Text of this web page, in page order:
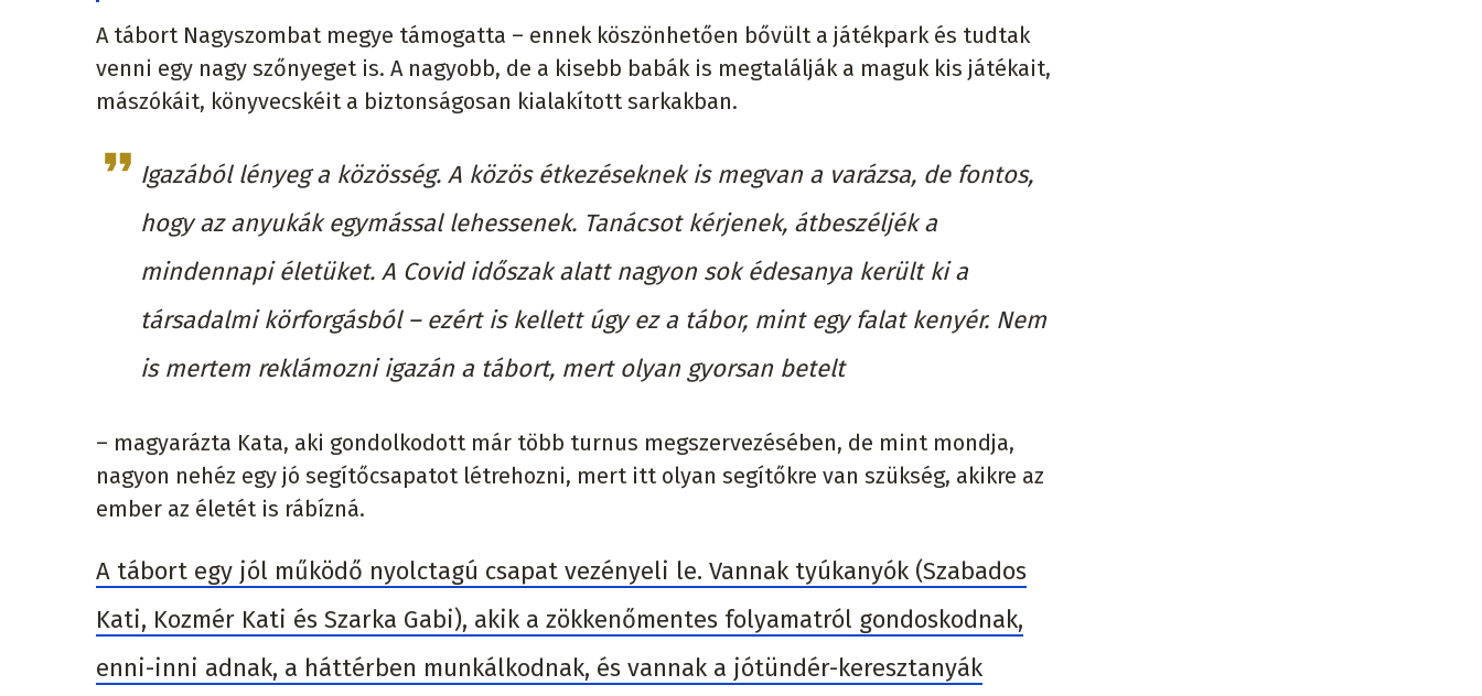
A tábort Nagyszombat megye támogatta – ennek köszönhetően bővült a játékpark és tudtak
venni egy nagy szőnyeget is. A nagyobb, de a kisebb babák is megtalálják a maguk kis játékait,
mászókáit, könyvecskéit a biztonságosan kialakított sarkakban.
Igazából lényeg a közösség. A közös étkezéseknek is megvan a varázsa, de fontos,
hogy az anyukák egymással lehessenek. Tanácsot kérjenek, átbeszéljék a
mindennapi életüket. A Covid időszak alatt nagyon sok édesanya került ki a
társadalmi körforgásból – ezért is kellett úgy ez a tábor, mint egy falat kenyér. Nem
is mertem reklámozni igazán a tábort, mert olyan gyorsan betelt
– magyarázta Kata, aki gondolkodott már több turnus megszervezésében, de mint mondja,
nagyon nehéz egy jó segítőcsapatot létrehozni, mert itt olyan segítőkre van szükség, akikre az
ember az életét is rábízná.
A tábort egy jól működő nyolctagú csapat vezényeli le. Vannak tyúkanyók (Szabados
Kati, Kozmér Kati és Szarka Gabi), akik a zökkenőmentes folyamatról gondoskodnak,
enni-inni adnak, a háttérben munkálkodnak, és vannak a jótündér-keresztanyák